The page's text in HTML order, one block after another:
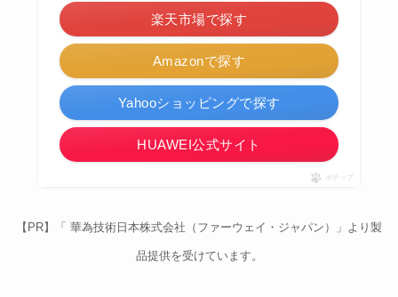
Amazonで探す
楽天市場で探す
Yahooショッピングで探す
HUAWEI公式サイト
ポチップ
【PR】「 華為技術日本株式会社（ファーウェイ・ジャパン）」より製
品提供を受けています。